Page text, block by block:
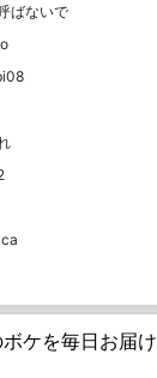
ばないで
ケを毎日お届け